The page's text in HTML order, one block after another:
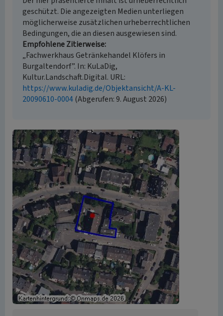
geschützt. Die angezeigten Medien unterliegen
möglicherweise zusätzlichen urheberrechtlichen
Bedingungen, die an diesen ausgewiesen sind.
Empfohlene Zitierweise
„Fachwerkhaus Getränkehandel Klöfers in
Burgaltendorf”. In: KuLaDig,
Kultur.Landschaft.Digital. URL:
https://www.kuladig.de/Objektansicht/A-KL-
20090610-0004(Abgerufen: 9. August 2026)